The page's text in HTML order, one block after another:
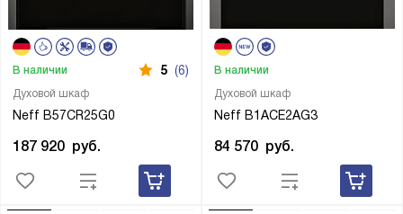
Духовой шкаф
Neff B57CR25G0
В наличии 5 (6)
187 920 руб.
Духовой шкаф
Neff B1ACE2AG3
В наличии
84 570 руб.